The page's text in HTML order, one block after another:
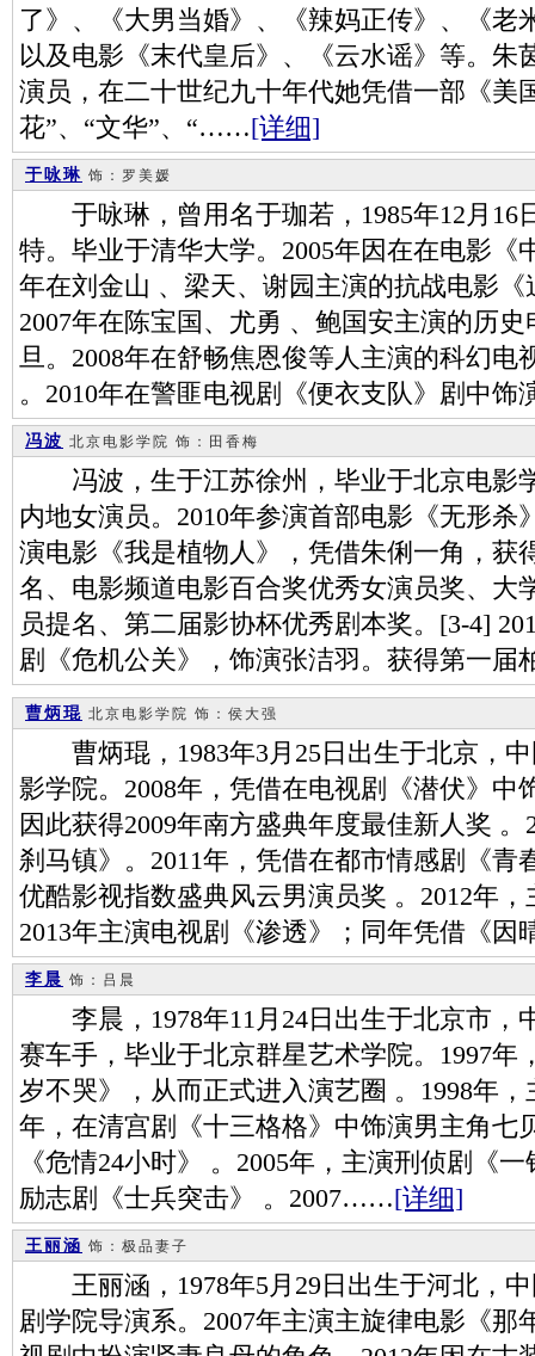
了》、《大男当婚》、《辣妈正传》、《老
以及电影《末代皇后》、《云水谣》等。朱
演员，在二十世纪九十年代她凭借一部《美
花”、“文华”、“……[详细]
于咏琳 饰：罗美媛
于咏琳，曾用名于珈若，1985年12月16
特。毕业于清华大学。2005年因在在电影《
年在刘金山 、梁天、谢园主演的抗战电影
2007年在陈宝国、尤勇 、鲍国安主演的历
旦。2008年在舒畅焦恩俊等人主演的科幻电
。2010年在警匪电视剧《便衣支队》剧中
冯波 北京电影学院 饰：田香梅
冯波，生于江苏徐州，毕业于北京电影
内地女演员。2010年参演首部电影《无形杀
演电影《我是植物人》，凭借朱俐一角，获
名、电影频道电影百合奖优秀女演员奖、大
员提名、第二届影协杯优秀剧本奖。[3-4]
剧《危机公关》，饰演张洁羽。获得第一
曹炳琨 北京电影学院 饰：侯大强
曹炳琨，1983年3月25日出生于北京，中
影学院。2008年，凭借在电视剧《潜伏》中
因此获得2009年南方盛典年度最佳新人奖
刹马镇》。2011年，凭借在都市情感剧《青
优酷影视指数盛典风云男演员奖 。2012年
2013年主演电视剧《渗透》；同年凭借《
李晨 饰：吕晨
李晨，1978年11月24日出生于北京市，
赛车手，毕业于北京群星艺术学院。1997年
岁不哭》，从而正式进入演艺圈 。1998年
年，在清宫剧《十三格格》中饰演男主角七
《危情24小时》 。2005年，主演刑侦剧《
励志剧《士兵突击》 。2007……[详细]
王丽涵 饰：极品妻子
王丽涵，1978年5月29日出生于河北，中
剧学院导演系。2007年主演主旋律电影《那